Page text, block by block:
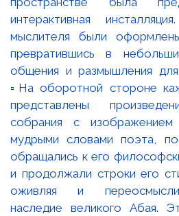
интерактивная
мыслителя были
превратившись в
общения и размышления
▫️На оборотной стороне
представлены
собрания с
мудрыми словами поэта,
обращались к его
и продолжали строки его
оживляя и
наследие великого Абая.